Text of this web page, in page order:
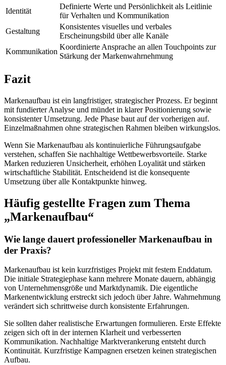
Identität
Definierte Werte und Persönlichkeit als Leitlinie
für Verhalten und Kommunikation
Gestaltung
Konsistentes visuelles und verbales
Erscheinungsbild über alle Kanäle
Kommunikation
Koordinierte Ansprache an allen Touchpoints zur
Stärkung der Markenwahrnehmung
Fazit
Markenaufbau ist ein langfristiger, strategischer Prozess. Er beginnt
mit fundierter Analyse und mündet in klarer Positionierung sowie
konsistenter Umsetzung. Jede Phase baut auf der vorherigen auf.
Einzelmaßnahmen ohne strategischen Rahmen bleiben wirkungslos.
Wenn Sie Markenaufbau als kontinuierliche Führungsaufgabe
verstehen, schaffen Sie nachhaltige Wettbewerbsvorteile. Starke
Marken reduzieren Unsicherheit, erhöhen Loyalität und stärken
wirtschaftliche Stabilität. Entscheidend ist die konsequente
Umsetzung über alle Kontaktpunkte hinweg.
Häufig gestellte Fragen zum Thema
„Markenaufbau“
Wie lange dauert professioneller Markenaufbau in
der Praxis?
Markenaufbau ist kein kurzfristiges Projekt mit festem Enddatum.
Die initiale Strategiephase kann mehrere Monate dauern, abhängig
von Unternehmensgröße und Marktdynamik. Die eigentliche
Markenentwicklung erstreckt sich jedoch über Jahre. Wahrnehmung
verändert sich schrittweise durch konsistente Erfahrungen.
Sie sollten daher realistische Erwartungen formulieren. Erste Effekte
zeigen sich oft in der internen Klarheit und verbesserten
Kommunikation. Nachhaltige Marktverankerung entsteht durch
Kontinuität. Kurzfristige Kampagnen ersetzen keinen strategischen
Aufbau.